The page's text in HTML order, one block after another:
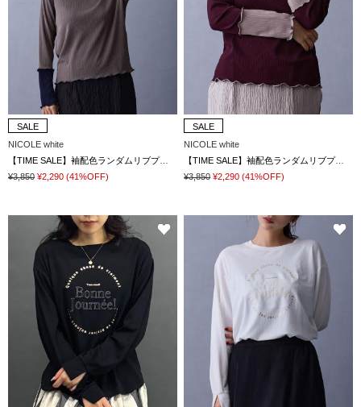
SALE
NICOLE white
【TIME SALE】袖配色ランダムリブプルオーバー
¥3,850 ¥2,290 (41%OFF)
SALE
NICOLE white
【TIME SALE】袖配色ランダムリブプルオーバー
¥3,850 ¥2,290 (41%OFF)